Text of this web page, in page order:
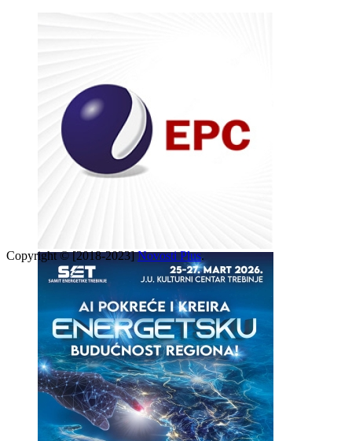
Copyright © [2018-2023]Novosti Plus.